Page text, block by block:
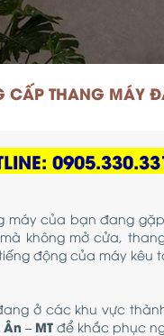
CẤP THANG MÁY
máy của bạn đang
không mở cửa,
động của máy kêu
ở các khu vực
– MT để khắc phục